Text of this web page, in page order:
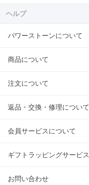
ヘルプ
パワーストーンについて
商品について
注文について
返品・交換・修理について
会員サービスについて
ギフトラッピングサービス
お問い合わせ